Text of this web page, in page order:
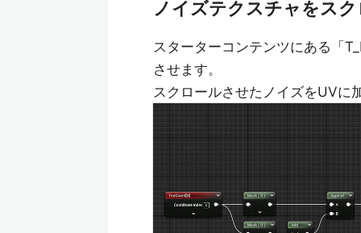
ノイズテクスチャをス
スターターコンテンツにある「
させます。
スクロールさせたノイズをUVに